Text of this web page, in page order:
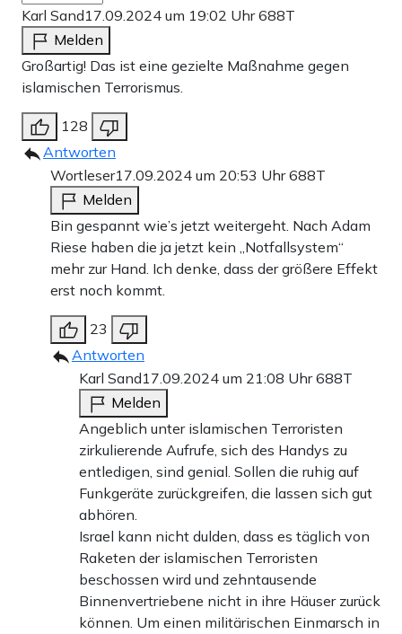
Karl Sand17.09.2024 um 19:02 Uhr688T
Melden
Großartig! Das ist eine gezielte Maßnahme gegen
islamischen Terrorismus.
128
Antworten
Wortleser17.09.2024 um 20:53 Uhr688T
Melden
Bin gespannt wie’s jetzt weitergeht. Nach Adam
Riese haben die ja jetzt kein „Notfallsystem“
mehr zur Hand. Ich denke, dass der größere Effekt
erst noch kommt.
23
Antworten
Karl Sand17.09.2024 um 21:08 Uhr688T
Melden
Angeblich unter islamischen Terroristen
zirkulierende Aufrufe, sich des Handys zu
entledigen, sind genial. Sollen die ruhig auf
Funkgeräte zurückgreifen, die lassen sich gut
abhören.
Israel kann nicht dulden, dass es täglich von
Raketen der islamischen Terroristen
beschossen wird und zehntausende
Binnenvertriebene nicht in ihre Häuser zurück
können. Um einen militärischen Einmarsch in